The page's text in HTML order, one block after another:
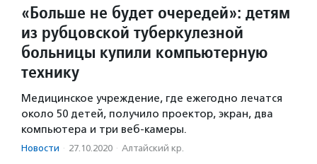
«Больше не будет очередей»: детям
из рубцовской туберкулезной
больницы купили компьютерную
технику
Медицинское учреждение, где ежегодно лечатся
около 50 детей, получило проектор, экран, два
компьютера и три веб-камеры.
Новости · 27.10.2020 · Алтайский кр.